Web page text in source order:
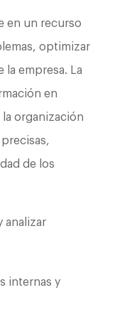
en un recurso
optimizar
la empresa. La
en
organización
de los
analizar
internas y